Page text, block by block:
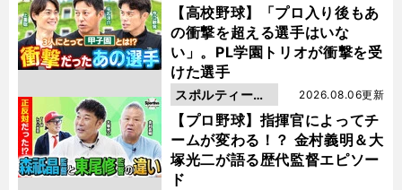
【高校野球】「プロ入り後もあ
の衝撃を超える選手はいな
い」。PL学園トリオが衝撃を受
けた選手
動画
【プロ野球】指揮官によってチ
ームが変わる！？ 金村義明＆大
塚光二が語る歴代監督エピソー
ド
2026.08.06更新
スポルティーバ
動画